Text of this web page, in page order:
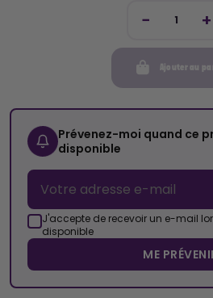
Ajouter au
Prévenez-moi quand ce
disponible
J'accepte de recevoir un e-mail
disponible
ME
Inscris-toi et reçois -10€ sur ta
Cocorikush
Top Catégories
Nous Suivre
© 2026 Cocorikush - Tous